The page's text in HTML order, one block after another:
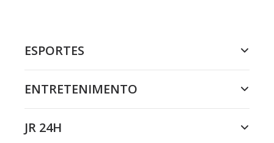
ESPORTES
ENTRETENIMENTO
JR 24H